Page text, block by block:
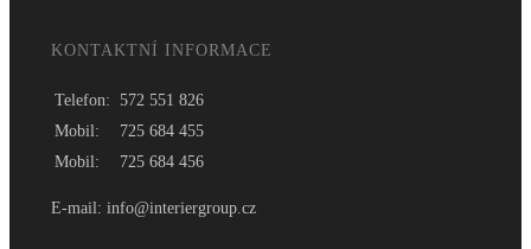
KONTAKTNÍ INFORMACE
Telefon: 572 551 826
Mobil:
725 684 455
Mobil:
725 684 456
E-mail: info@interiergroup.cz